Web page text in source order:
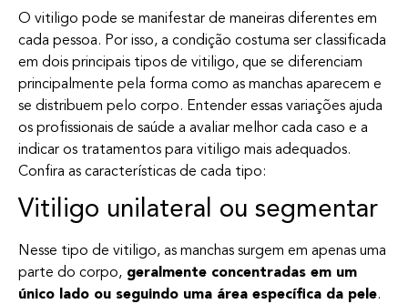
O vitiligo pode se manifestar de maneiras diferentes em
cada pessoa. Por isso, a condição costuma ser classificada
em dois principais tipos de vitiligo, que se diferenciam
principalmente pela forma como as manchas aparecem e
se distribuem pelo corpo. Entender essas variações ajuda
os profissionais de saúde a avaliar melhor cada caso e a
indicar os tratamentos para vitiligo mais adequados.
Confira as características de cada tipo:
Vitiligo unilateral ou segmentar
Nesse tipo de vitiligo, as manchas surgem em apenas uma
parte do corpo, geralmente concentradas em um
único lado ou seguindo uma área específica da pele.